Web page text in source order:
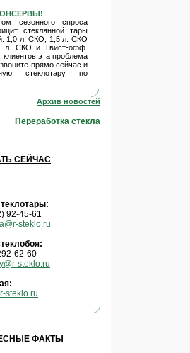
сезонного спроса
стеклянной тары
1,0 л. СКО, 1,5 л. СКО
л. СКО и Твист-офф.
эта проблема
прямо сейчас и
стеклотару по
Архив новостей
Переработка стекла
СЕЙЧАС
92-45-61
steklo.ru
62-60
steklo.ru
steklo.ru
ФАКТЫ